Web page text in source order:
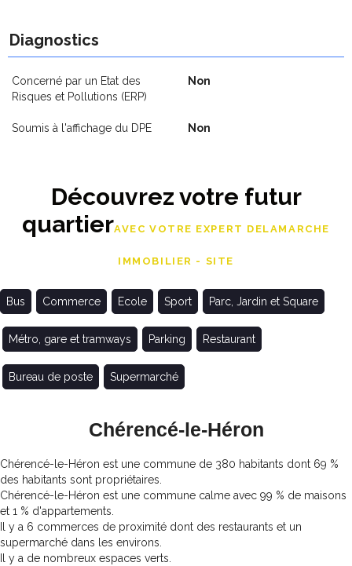
Diagnostics
Concerné par un Etat des
Risques et Pollutions (ERP)
Non
Soumis à l'affichage du DPE Non
Découvrez votre futur
quartierAVEC VOTRE EXPERT DELAMARCHE
IMMOBILIER - SITE
Bus Commerce Ecole Sport Parc, Jardin et Square
Métro, gare et tramways Parking Restaurant
Bureau de poste Supermarché
Chérencé-le-Héron
Chérencé-le-Héron est une commune de 380 habitants dont 69 %
des habitants sont propriétaires.
Chérencé-le-Héron est une commune calme avec 99 % de maisons
et 1 % d'appartements.
Il y a 6 commerces de proximité dont des restaurants et un
supermarché dans les environs.
Il y a de nombreux espaces verts.